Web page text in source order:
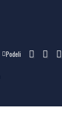
Podeli